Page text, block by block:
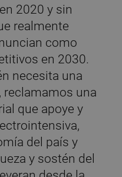
2020 y sin
realmente
como
en 2030.
necesita una
reclamamos una
que apoye y
del país y
y sostén del